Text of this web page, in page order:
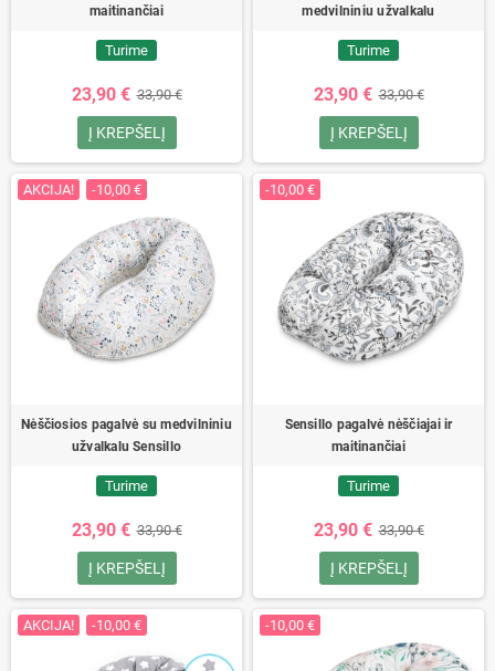
maitinančiai
Turime
23,90 € 33,90 €
Į KREPŠELĮ
medvilniniu užvalkalu
Turime
23,90 € 33,90 €
Į KREPŠELĮ
AKCIJA! -10,00 €
Nėščiosios pagalvė su medvilniniu
užvalkalu Sensillo
Turime
23,90 € 33,90 €
Į KREPŠELĮ
-10,00 €
Sensillo pagalvė nėščiajai ir
maitinančiai
Turime
23,90 € 33,90 €
Į KREPŠELĮ
AKCIJA! -10,00 € -10,00 €